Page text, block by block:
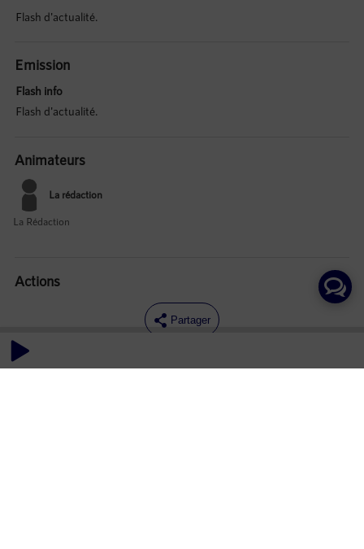
Flash d'actualité.
Emission
Flash info
Flash d'actualité.
Animateurs
La rédaction
La Rédaction
Actions
Partager
Commentaires